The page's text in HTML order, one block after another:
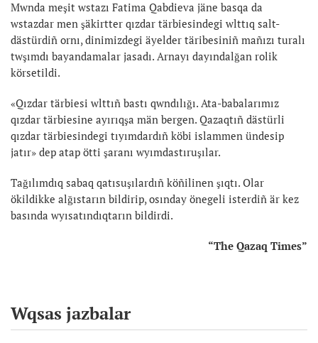
Mwnda meşit wstazı Fatima Qabdieva jäne basqa da
wstazdar men şäkirtter qızdar tärbiesindegi wlttıq salt-
dästürdiñ ornı, dinimizdegi äyelder täribesiniñ mañızı turalı
twşımdı bayandamalar jasadı. Arnayı dayındalğan rolik
körsetildi.
«Qızdar tärbiesi wlttıñ bastı qwndılığı. Ata-babalarımız
qızdar tärbiesine ayırıqşa män bergen. Qazaqtıñ dästürli
qızdar tärbiesindegi tıyımdardıñ köbi islammen ündesip
jatır» dep atap ötti şaranı wyımdastıruşılar.
Tağılımdıq sabaq qatısuşılardıñ köñilinen şıqtı. Olar
ökildikke alğıstarın bildirip, osınday önegeli isterdiñ är kez
basında wyısatındıqtarın bildirdi.
“The Qazaq Times”
Wqsas jazbalar